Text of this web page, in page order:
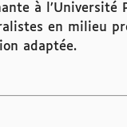
à l’Université
en milieu
adaptée.